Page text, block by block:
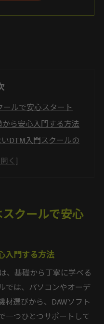
ルで安心スタート
ら安心入門する方法
DTM入門スクールの
るDTM入門スクール
しむコツ
験なしから楽しむ方
入門は可能です
楽しむためのコツ
曲の壁を乗り越える
クールで安心
入門する方法
、基礎から丁寧に学べる
では、パソコンやオーデ
材選びから、DAWソフト
一つひとつサポートして